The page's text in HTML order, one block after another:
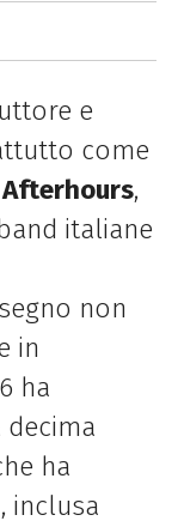
e
come
Afterhours,
italiane
non
in
ha
ha
inclusa